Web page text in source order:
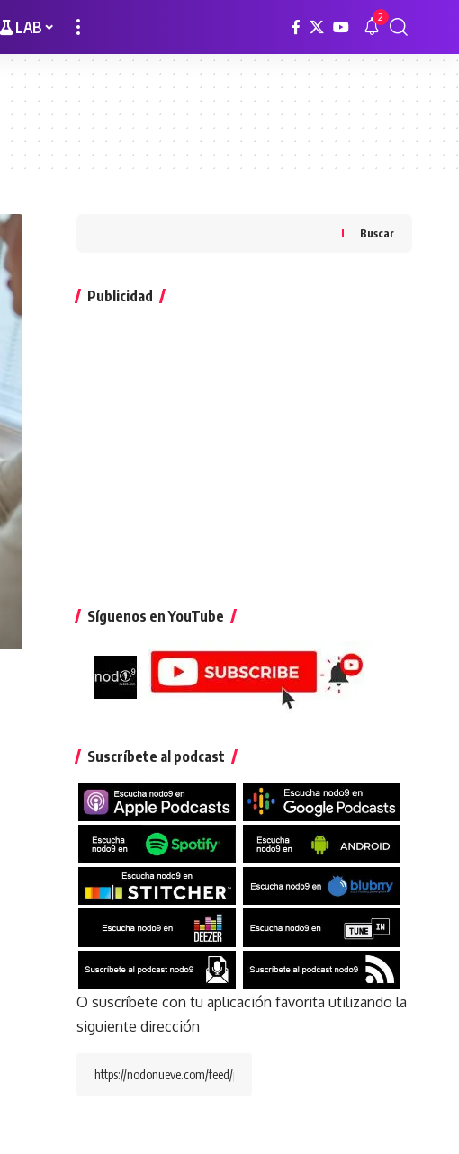
LAB 2
Buscar
Publicidad
Síguenos en YouTube
Suscríbete al podcast
O suscríbete con tu aplicación favorita utilizando la
siguiente dirección